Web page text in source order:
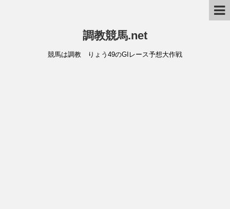
調教競馬.net
競馬は調教 りょう49のGIレース予想大作戦